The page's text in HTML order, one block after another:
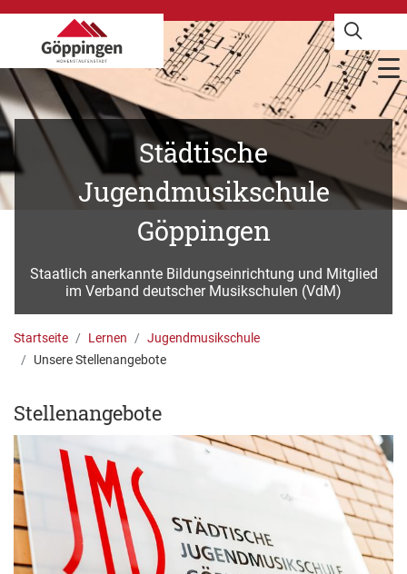
Städtische
Jugendmusikschule
Göppingen
Staatlich anerkannte Bildungseinrichtung und Mitglied
im Verband deutscher Musikschulen (VdM)
Startseite Lernen
Jugendmusikschule
Unsere Stellenangebote
Stellenangebote